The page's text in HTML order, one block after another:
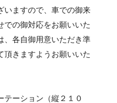
いますので、車での御来
での御対応をお願いいた
、各自御用意いただき準
頂きますようお願いいた
ション（縦２１０